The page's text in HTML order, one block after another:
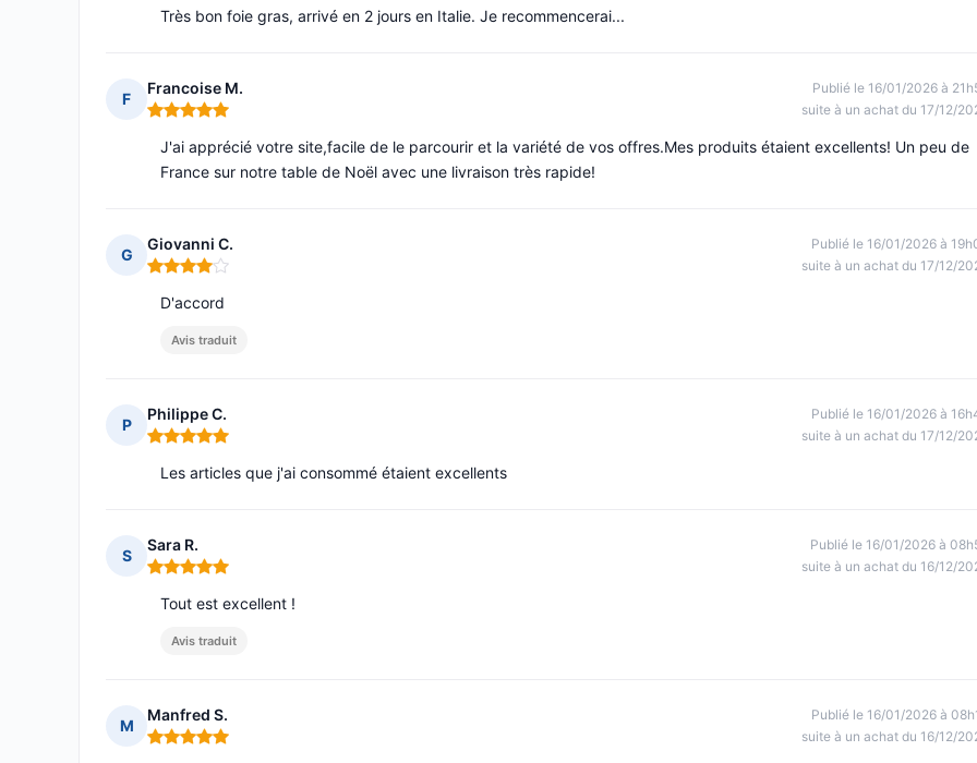
Très bon foie gras, arrivé en 2 jours en Italie. Je recommencerai...
F
Francoise M.
Note : 5 sur 5
Publié le 16/01/2026 à
suite à un achat du 17/12/
J'ai apprécié votre site,facile de le parcourir et la variété de vos offres.Mes produits étaient excellents! Un peu de
France sur notre table de Noël avec une livraison très rapide!
G
Giovanni C.
Note : 4 sur 5
Publié le 16/01/2026 à
suite à un achat du 17/12/
D'accord
Avis traduit
P
Philippe C.
Note : 5 sur 5
Publié le 16/01/2026 à
suite à un achat du 17/12/
Les articles que j'ai consommé étaient excellents
S
Sara R.
Note : 5 sur 5
Publié le 16/01/2026 à
suite à un achat du 16/12/
Tout est excellent !
Avis traduit
M
Manfred S.
Note : 5 sur 5
Publié le 16/01/2026 à
suite à un achat du 16/12/